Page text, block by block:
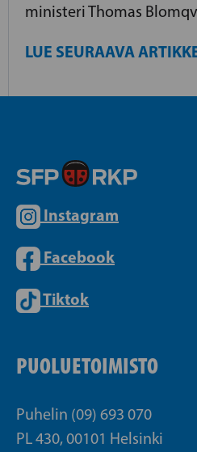
ministeri Thomas
LUE SEURAAVA
Instagram
Facebook
Tiktok
PUOLUETOIMISTO
Puhelin (09) 693 070
PL 430, 00101 Helsinki